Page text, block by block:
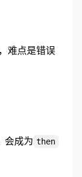
难点是错误
会成为 then